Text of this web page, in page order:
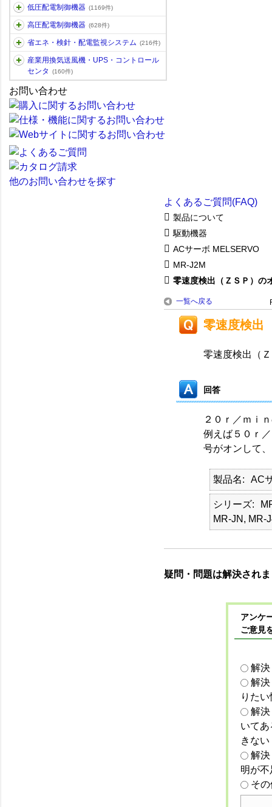
低圧配電制御機器 (1169件)
高圧配電制御機器 (628件)
省エネ・検針・配電監視システム (216件)
産業用換気送風機・UPS・コントロール
センタ
(160件)
お問い合わせ
他のお問い合わせを探す
よくあるご質問(FAQ)
製品について
駆動機器
ACサーボ MELSERVO
MR-J2M
零速度検出（ＺＳＰ）の
一覧へ戻る
零速度検出
零速度検出（
回答
２０ｒ／ｍｉ
例えば５０ｒ
号がオンして
製品名 AC
シリーズ
MR-JN, MR-
疑問・問題は解決され
アンケ
ご意見
解
解
りた
解
いて
きない
解
明が
そ